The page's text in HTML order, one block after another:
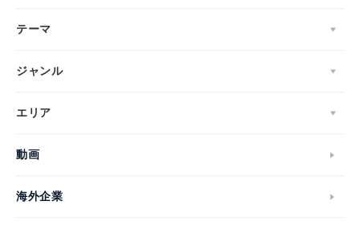
テーマ
ジャンル
エリア
動画
海外企業